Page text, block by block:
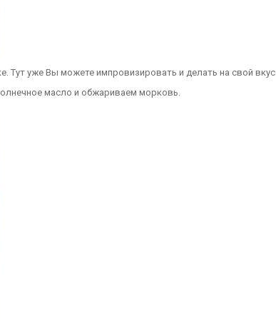
Тут уже Вы можете импровизировать и делать на свой вкус.
масло и обжариваем морковь.